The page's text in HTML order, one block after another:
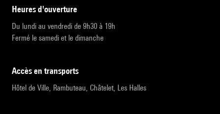
heures d'ouverture
Du lundi au vendredi de 9h30 à 19h
Fermé le samedi et le dimanche
accès en transports
Hôtel de Ville, Rambuteau, Châtelet, Les Halles